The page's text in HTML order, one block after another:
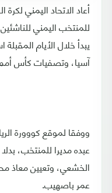
أعاد الاتحاد اليمني
يبدأ خلال الأيام
آسيا، وتصفيات كأس أمم
ووفقا لموقع كووورة
عبده مديرا للمنتخب،
الخشعي، وتعيين معاذ
عمر باصهيب.